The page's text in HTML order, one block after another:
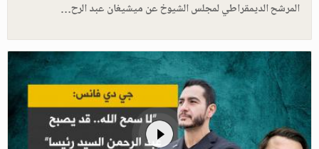
المرشح الديمقراطي لمجلس الشيوخ عن ميشيغان عبد الرح…